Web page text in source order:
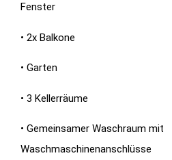
Fenster
• 2x Balkone
• Garten
• 3 Kellerräume
• Gemeinsamer Waschraum mit
Waschmaschinenanschlüsse